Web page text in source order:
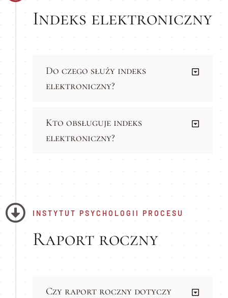
Indeks elektroniczny
Do czego służy indeks
elektroniczny?
Kto obsługuje indeks
elektroniczny?
INSTYTUT PSYCHOLOGII PROCESU
Raport roczny
Czy raport roczny dotyczy